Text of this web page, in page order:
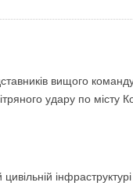
вищого
удару по місту
цивільній